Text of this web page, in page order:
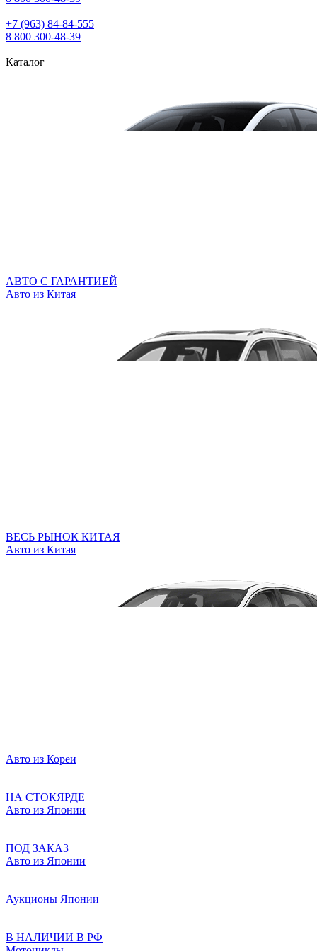
+7 (963) 84‑84‑555
8 800 300‑48‑39
Каталог
АВТО С ГАРАНТИЕЙ
Авто из Китая
ВЕСЬ РЫНОК КИТАЯ
Авто из Китая
Авто из Кореи
НА СТОКЯРДЕ
Авто из Японии
ПОД ЗАКАЗ
Авто из Японии
Аукционы Японии
В НАЛИЧИИ В РФ